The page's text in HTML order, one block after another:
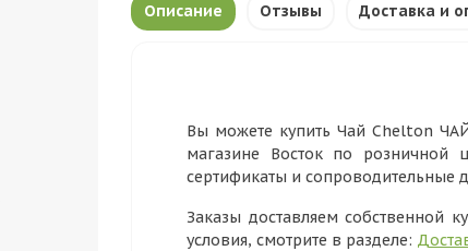
Описание Отзывы Доставка и
Вы можете купить Чай Chelton
магазине Восток по розничной
сертификаты и сопроводительные
Заказы доставляем собственной
условия, смотрите в разделе: